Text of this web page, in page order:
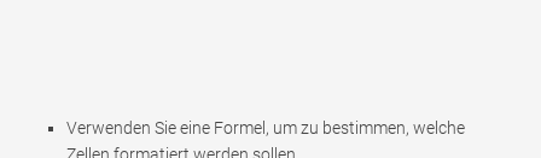
Verwenden Sie eine Formel, um zu bestimmen, welche